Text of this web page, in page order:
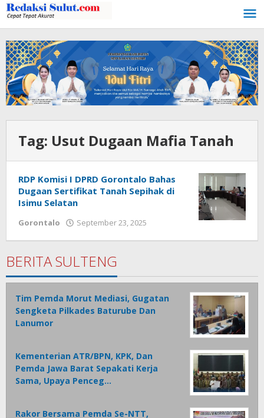
Lewati
ke
konten
Tag: Usut Dugaan Mafia Tanah
RDP Komisi I DPRD Gorontalo Bahas
Dugaan Sertifikat Tanah Sepihak di
Isimu Selatan
Gorontalo September 23, 2025
BERITA SULTENG
Tim Pemda Morut Mediasi, Gugatan
Sengketa Pilkades Baturube Dan
Lanumor
Kementerian ATR/BPN, KPK, Dan
Pemda Jawa Barat Sepakati Kerja
Sama, Upaya Penceg…
Rakor Bersama Pemda Se-NTT,